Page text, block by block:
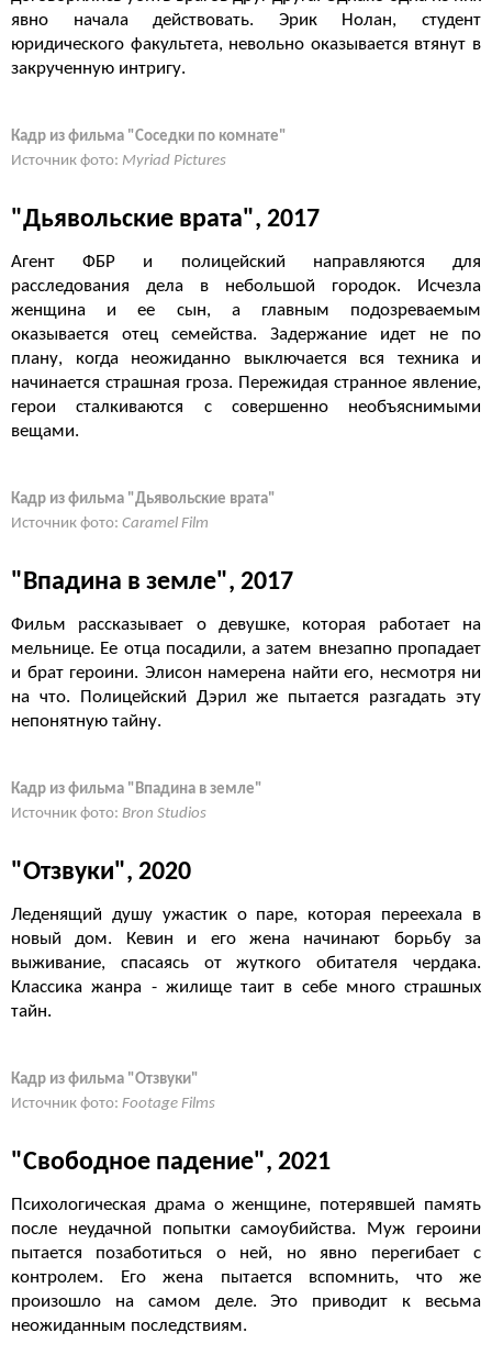
явно начала действовать. Эрик Нолан, студент
юридического факультета, невольно оказывается втянут в
закрученную интригу.
Кадр из фильма "Соседки по комнате"
Источник фото: Myriad Pictures
"Дьявольские врата", 2017
Агент ФБР и полицейский направляются для
расследования дела в небольшой городок. Исчезла
женщина и ее сын, а главным подозреваемым
оказывается отец семейства. Задержание идет не по
плану, когда неожиданно выключается вся техника и
начинается страшная гроза. Пережидая странное явление,
герои сталкиваются с совершенно необъяснимыми
вещами.
Кадр из фильма "Дьявольские врата"
Источник фото: Caramel Film
"Впадина в земле", 2017
Фильм рассказывает о девушке, которая работает на
мельнице. Ее отца посадили, а затем внезапно пропадает
и брат героини. Элисон намерена найти его, несмотря ни
на что. Полицейский Дэрил же пытается разгадать эту
непонятную тайну.
Кадр из фильма "Впадина в земле"
Источник фото: Bron Studios
"Отзвуки", 2020
Леденящий душу ужастик о паре, которая переехала в
новый дом. Кевин и его жена начинают борьбу за
выживание, спасаясь от жуткого обитателя чердака.
Классика жанра - жилище таит в себе много страшных
тайн.
Кадр из фильма "Отзвуки"
Источник фото: Footage Films
"Свободное падение", 2021
Психологическая драма о женщине, потерявшей память
после неудачной попытки самоубийства. Муж героини
пытается позаботиться о ней, но явно перегибает с
контролем. Его жена пытается вспомнить, что же
произошло на самом деле. Это приводит к весьма
неожиданным последствиям.